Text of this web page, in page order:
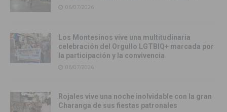
06/07/2026
Los Montesinos vive una multitudinaria
celebración del Orgullo LGTBIQ+ marcada por
la participación y la convivencia
06/07/2026
Rojales vive una noche inolvidable con la gran
Charanga de sus fiestas patronales